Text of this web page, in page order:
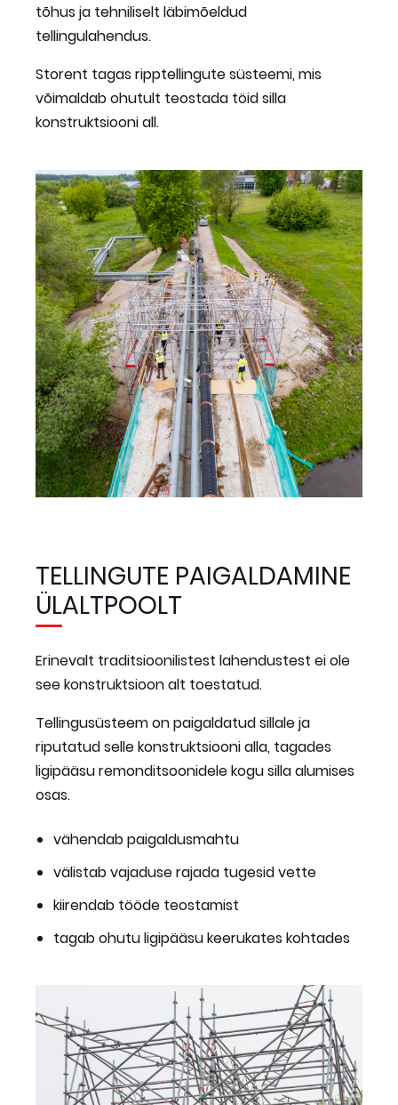
tõhus ja tehniliselt läbimõeldud
tellingulahendus.
Storent tagas ripptellingute süsteemi, mis
võimaldab ohutult teostada töid silla
konstruktsiooni all.
TELLINGUTE PAIGALDAMINE
ÜLALTPOOLT
Erinevalt traditsioonilistest lahendustest ei ole
see konstruktsioon alt toestatud.
Tellingusüsteem on paigaldatud sillale ja
riputatud selle konstruktsiooni alla, tagades
ligipääsu remonditsoonidele kogu silla alumises
osas.
vähendab paigaldusmahtu
välistab vajaduse rajada tugesid vette
kiirendab tööde teostamist
tagab ohutu ligipääsu keerukates kohtades